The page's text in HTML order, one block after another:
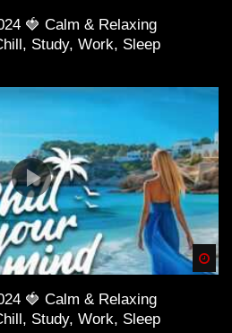
🍓 Calm & Relaxing
Study, Work, Sleep
🍓 Calm & Relaxing
Study, Work, Sleep